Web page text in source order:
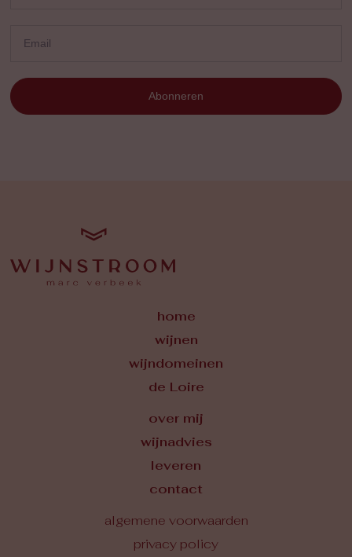
Abonneren
home
wijnen
wijndomeinen
de Loire
over mij
wijnadvies
leveren
contact
algemene voorwaarden
privacy policy